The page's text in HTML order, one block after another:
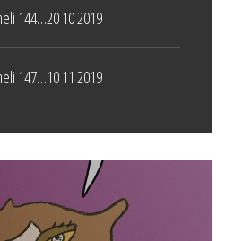
144…20 10 2019
147…10 11 2019